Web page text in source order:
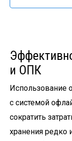
и ОПК
Использование
с системой
сократить
хранения редко